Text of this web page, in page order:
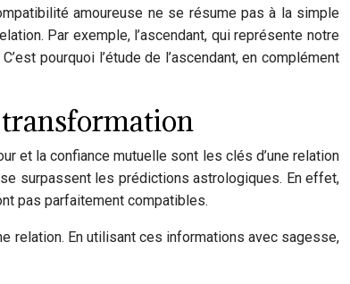
amoureuse ne se résume pas à la simple
Par exemple, l’ascendant, qui représente notre
pourquoi l’étude de l’ascendant, en complément
transformation
et la confiance mutuelle sont les clés d’une relation
surpassent les prédictions astrologiques. En effet,
pas parfaitement compatibles.
relation. En utilisant ces informations avec sagesse,